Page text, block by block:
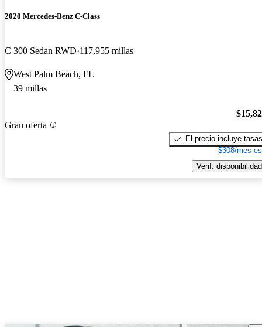
2020 Mercedes-Benz C-Class
C 300 Sedan RWD 117,955 millas
West Palm Beach, FL
39 millas
Gran oferta
El precio incluye tasas
$308/mes
Verif. disponibilidad